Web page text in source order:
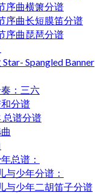
序曲横箫分谱
序曲长短膜笛分谱
序曲琵琶分谱
Spangled Banner
：三六
分谱
总谱分谱
总谱：
与少年分谱：
与少年二胡笛子分谱